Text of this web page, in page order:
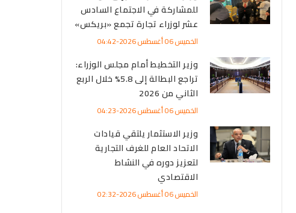
للمشاركة في الاجتماع السادس
عشر لوزراء تجارة تجمع «بريكس»
الخميس 06 أغسطس 2026-04:42
وزير التخطيط أمام مجلس الوزراء:
تراجع البطالة إلى 5.8% خلال الربع
الثاني من 2026
الخميس 06 أغسطس 2026-04:23
وزير الاستثمار يلتقي قيادات
الاتحاد العام للغرف التجارية
لتعزيز دوره في النشاط
الاقتصادي
الخميس 06 أغسطس 2026-02:32